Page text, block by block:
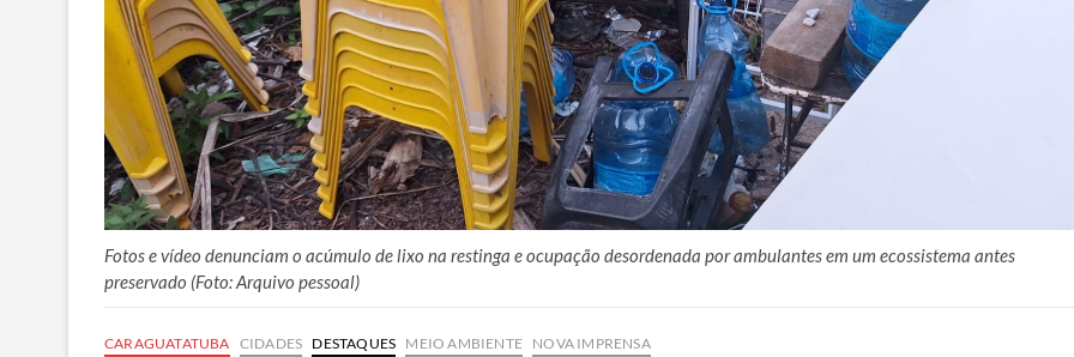
Fotos e vídeo denunciam o acúmulo de lixo na restinga e ocupação desordenada por ambulantes em um ecossistema antes
preservado (Foto: Arquivo pessoal)
CARAGUATATUBA CIDADES DESTAQUES MEIO AMBIENTE NOVA IMPRENSA